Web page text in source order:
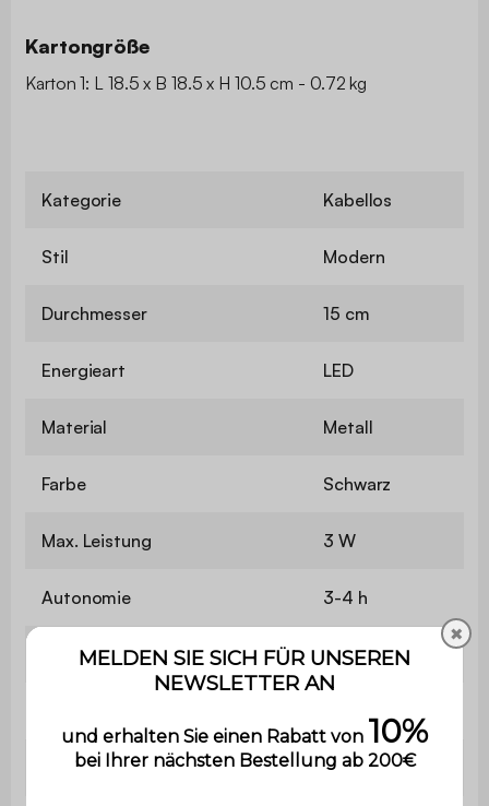
Kartongröße
Karton 1: L 18.5 x B 18.5 x H 10.5 cm - 0.72 kg
Kategorie Kabellos
Stil Modern
Durchmesser 15 cm
Energieart LED
Material Metall
Farbe Schwarz
Max. Leistung 3 W
Autonomie 3-4 h
Anzahl von LEDs 18
Ladezeit 3 h
✖